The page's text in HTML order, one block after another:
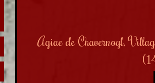
Agiae de Chavernoyl,